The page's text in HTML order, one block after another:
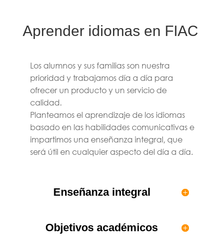
Aprender idiomas en FIAC
Los alumnos y sus familias son nuestra
prioridad y trabajamos día a día para
ofrecer un producto y un servicio de
calidad.
Planteamos el aprendizaje de los idiomas
basado en las habilidades comunicativas e
impartimos una enseñanza integral, que
será útil en cualquier aspecto del día a día.
Enseñanza integral
Objetivos académicos